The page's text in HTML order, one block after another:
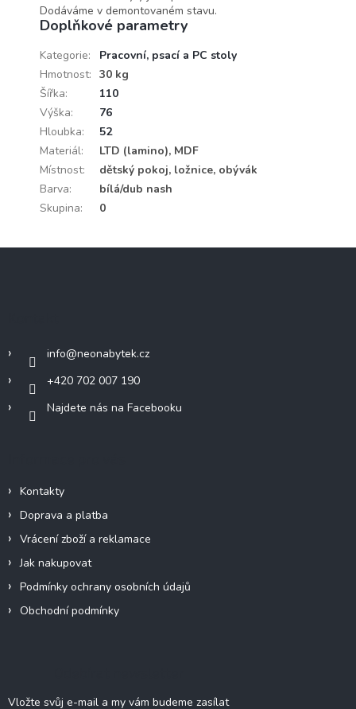
Dodáváme v demontovaném stavu.
Doplňkové parametry
Kategorie:
Pracovní, psací a PC stoly
Hmotnost: 30 kg
Šířka:
110
Výška:
76
Hloubka:
52
Materiál:
LTD (lamino), MDF
Místnost:
dětský pokoj, ložnice, obývák
Barva:
bílá/dub nash
Skupina: 0
info@neonabytek.cz
+420 702 007 190
Najdete nás na Facebooku
Kontakty
Doprava a platba
Vrácení zboží a reklamace
Jak nakupovat
Podmínky ochrany osobních údajů
Obchodní podmínky
Vložte svůj e-mail a my vám budeme zasílat